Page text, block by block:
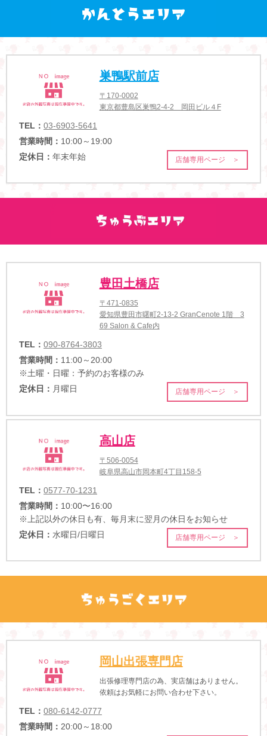
巣鴨駅前店
〒170-0002
東京都豊島区巣鴨2-4-2 岡田ビル４F
TEL： 03-6903-5641
営業時間： 10:00～19:00
定休日： 年末年始 店舗専用ページ ＞
豊田土橋店
〒471-0835
愛知県豊田市曙町2-13-2 GranCenote 1階 3
69 Salon & Cafe内
TEL： 090-8764-3803
営業時間： 11:00～20:00
※土曜・日曜：予約のお客様のみ
定休日： 月曜日 店舗専用ページ ＞
高山店
〒506-0054
岐阜県高山市岡本町4丁目158-5
TEL： 0577-70-1231
営業時間： 10:00〜16:00
※上記以外の休日も有、毎月末に翌月の休日をお知らせ
定休日： 水曜日/日曜日 店舗専用ページ ＞
岡山出張専門店
出張修理専門店の為、実店舗はありません。
依頼はお気軽にお問い合わせ下さい。
TEL： 080-6142-0777
営業時間： 20:00～18:00